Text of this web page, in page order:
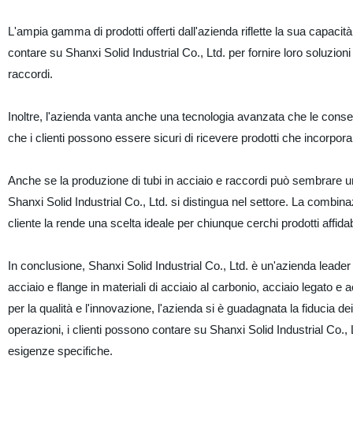
L'ampia gamma di prodotti offerti dall'azienda riflette la sua
contare su Shanxi Solid Industrial Co., Ltd. per fornire loro
raccordi.
Inoltre, l'azienda vanta anche una tecnologia avanzata che le
che i clienti possono essere sicuri di ricevere prodotti che
Anche se la produzione di tubi in acciaio e raccordi può sembrare
Shanxi Solid Industrial Co., Ltd. si distingua nel settore. La
cliente la rende una scelta ideale per chiunque cerchi prodotti
In conclusione, Shanxi Solid Industrial Co., Ltd. è un'azienda
acciaio e flange in materiali di acciaio al carbonio, acciaio legato
per la qualità e l'innovazione, l'azienda si è guadagnata la fiducia
operazioni, i clienti possono contare su Shanxi Solid Industrial
esigenze specifiche.